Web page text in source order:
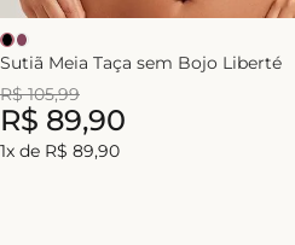
Sutiã Meia Taça sem Bojo Liberté
R$ 105,99
R$ 89,90
1x de R$ 89,90